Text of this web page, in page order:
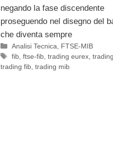
negando la fase discendente
proseguendo nel disegno del
che diventa sempre
Categorie
Analisi Tecnica
FTSE-MIB
Tag
fib ,ftse-fib ,trading eurex ,
trading fib, trading mib